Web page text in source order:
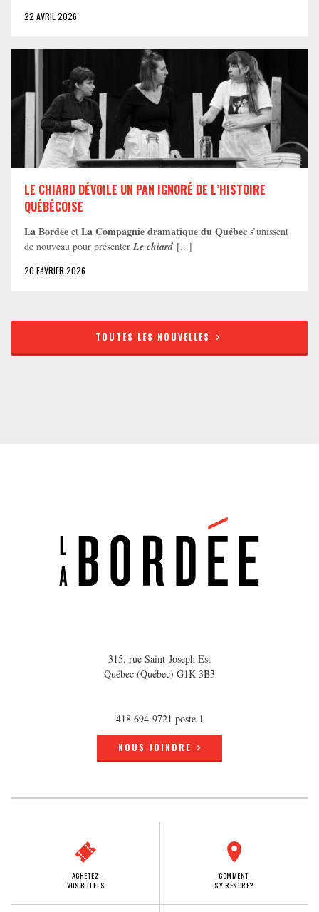
22 AVRIL 2026
LE CHIARD DÉVOILE UN PAN IGNORÉ DE L’HISTOIRE
QUÉBÉCOISE
La Bordée et La Compagnie dramatique du Québec s’unissent
de nouveau pour présenter Le chiard [...]
20 FéVRIER 2026
TOUTES LES NOUVELLES
315, rue Saint-Joseph Est
Québec (Québec) G1K 3B3
418 694-9721 poste 1
NOUS JOINDRE
ACHETEZ
VOS BILLETS
COMMENT
S'Y RENDRE?